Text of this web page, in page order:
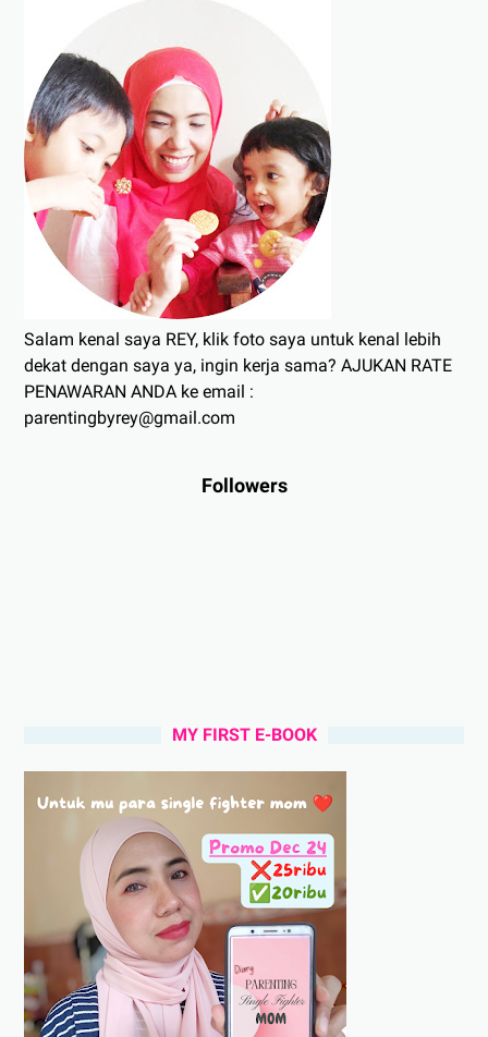
Salam kenal saya REY, klik foto saya untuk kenal lebih
dekat dengan saya ya, ingin kerja sama? AJUKAN RATE
PENAWARAN ANDA ke email :
parentingbyrey@gmail.com
Followers
MY FIRST E-BOOK